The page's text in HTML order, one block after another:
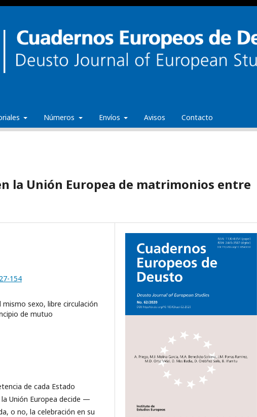
Números Envíos Avisos Contacto
la Unión Europea de matrimonios entre
154
sexo, libre circulación
de mutuo
de cada Estado
Unión Europea decide —
o no, la celebración en su